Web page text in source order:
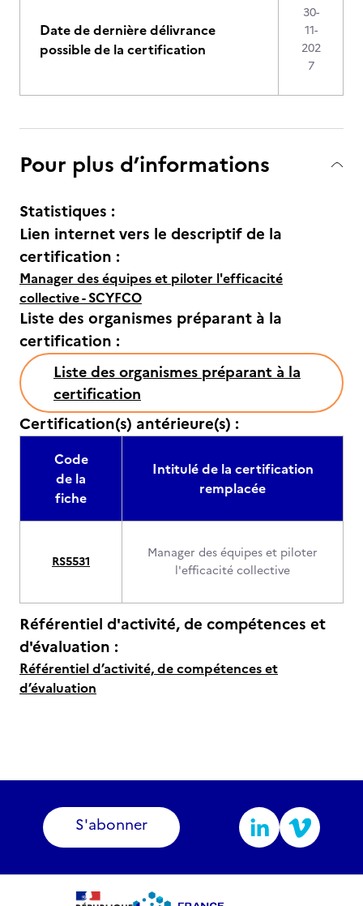
Date de dernière délivrance
possible de la certification
30-
11-
202
7
Pour plus d’informations
Statistiques :
Lien internet vers le descriptif de la
certification :
Manager des équipes et piloter l'efficacité
collective - SCYFCO
Liste des organismes préparant à la
certification :
Liste des organismes préparant à la
certification
Certification(s) antérieure(s) :
Code
de la
fiche
Intitulé de la certification
remplacée
RS5531
Manager des équipes et piloter
l'efficacité collective
Référentiel d'activité, de compétences et
d'évaluation :
Référentiel d’activité, de compétences et
d’évaluation
S'abonner